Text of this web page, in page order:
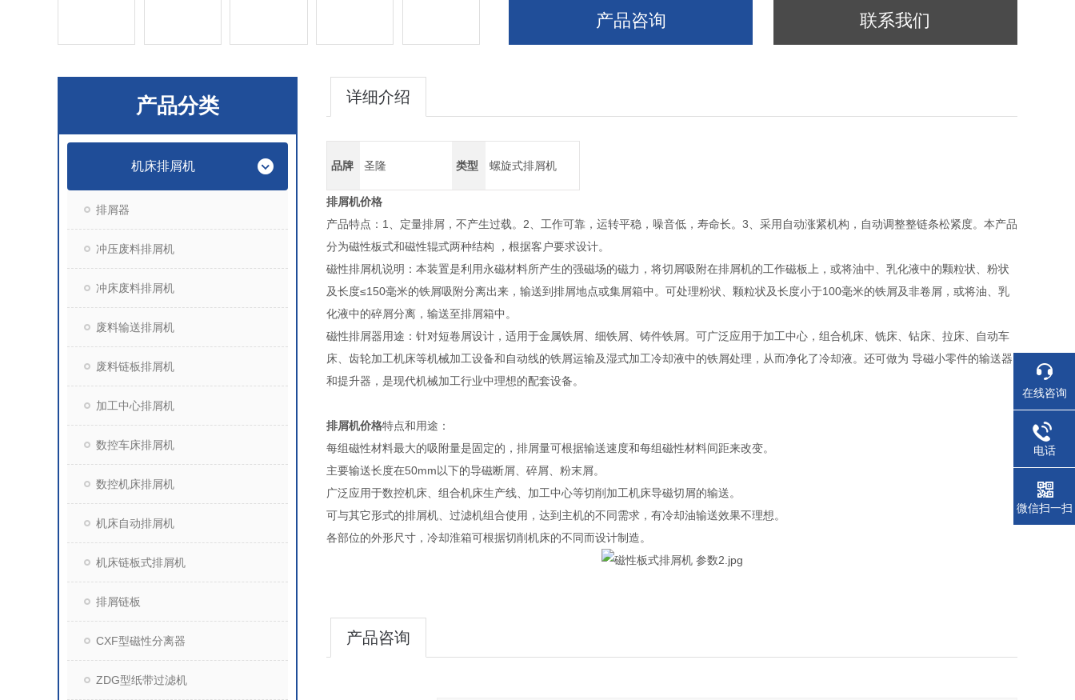
产品咨询 联系我们
产品分类
机床排屑机
排屑器
冲压废料排屑机
冲床废料排屑机
废料输送排屑机
废料链板排屑机
加工中心排屑机
数控车床排屑机
数控机床排屑机
机床自动排屑机
机床链板式排屑机
排屑链板
CXF型磁性分离器
ZDG型纸带过滤机
详细介绍
品牌 圣隆 类型 螺旋式排屑机
排屑机价格
产品特点：1、定量排屑，不产生过载。2、工作可靠，运转平稳，噪音低，寿命长。3、采用自动涨紧机构，自动调整整链条松紧度。本产品
分为磁性板式和磁性辊式两种结构 ，根据客户要求设计。
磁性排屑机说明：本装置是利用永磁材料所产生的强磁场的磁力，将切屑吸附在排屑机的工作磁板上，或将油中、乳化液中的颗粒状、粉状
及长度≤150毫米的铁屑吸附分离出来，输送到排屑地点或集屑箱中。可处理粉状、颗粒状及长度小于100毫米的铁屑及非卷屑，或将油、乳
化液中的碎屑分离，输送至排屑箱中。
磁性排屑器用途：针对短卷屑设计，适用于金属铁屑、细铁屑、铸件铁屑。可广泛应用于加工中心，组合机床、铣床、钻床、拉床、自动车
床、齿轮加工机床等机械加工设备和自动线的铁屑运输及湿式加工冷却液中的铁屑处理，从而净化了冷却液。还可做为 导磁小零件的输送器
和提升器，是现代机械加工行业中理想的配套设备。
排屑机价格特点和用途：
每组磁性材料最大的吸附量是固定的，排屑量可根据输送速度和每组磁性材料间距来改变。
主要输送长度在50mm以下的导磁断屑、碎屑、粉末屑。
广泛应用于数控机床、组合机床生产线、加工中心等切削加工机床导磁切屑的输送。
可与其它形式的排屑机、过滤机组合使用，达到主机的不同需求，有冷却油输送效果不理想。
各部位的外形尺寸，冷却淮箱可根据切削机床的不同而设计制造。
产品咨询
在线咨询
电话
微信扫一扫